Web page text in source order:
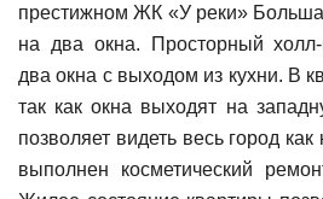
престижном ЖК «У реки»
на два окна. Просторный
два окна с выходом из кухни. В
так как окна выходят на
позволяет видеть весь город
выполнен косметический